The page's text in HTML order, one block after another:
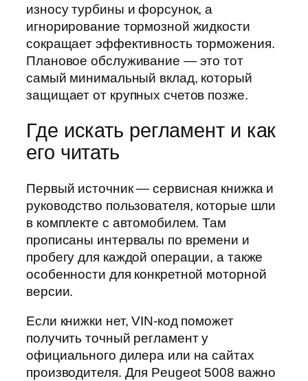
износу турбины и форсунок, а
игнорирование тормозной жидкости
сокращает эффективность торможения.
Плановое обслуживание — это тот
самый минимальный вклад, который
защищает от крупных счетов позже.
Где искать регламент и как
его читать
Первый источник — сервисная книжка и
руководство пользователя, которые шли
в комплекте с автомобилем. Там
прописаны интервалы по времени и
пробегу для каждой операции, а также
особенности для конкретной моторной
версии.
Если книжки нет, VIN-код поможет
получить точный регламент у
официального дилера или на сайтах
производителя. Для Peugeot 5008 важно